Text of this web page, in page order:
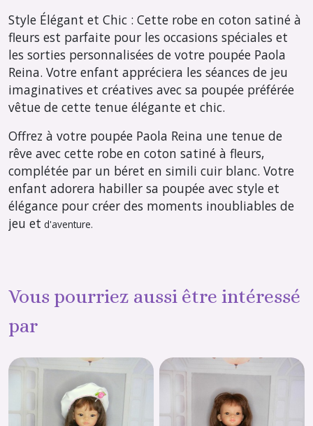
Style Élégant et Chic : Cette robe en coton satiné à
fleurs est parfaite pour les occasions spéciales et
les sorties personnalisées de votre poupée Paola
Reina. Votre enfant appréciera les séances de jeu
imaginatives et créatives avec sa poupée préférée
vêtue de cette tenue élégante et chic.
Offrez à votre poupée Paola Reina une tenue de
rêve avec cette robe en coton satiné à fleurs,
complétée par un béret en simili cuir blanc. Votre
enfant adorera habiller sa poupée avec style et
élégance pour créer des moments inoubliables de
jeu et d'aventure.
Vous pourriez aussi être intéressé
par